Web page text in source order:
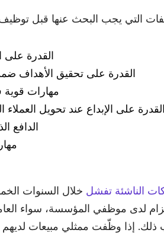
القدرة
القدرة على تحقيق الأهداف ضمن
مهارات قوية
القدرة على الإبداع عند تحويل العملاء
الدافع
خلال السنوات
لدى موظفي المؤسسة، سواء
ذلك. إذا وظّفت ممثلي مبيعات لديهم